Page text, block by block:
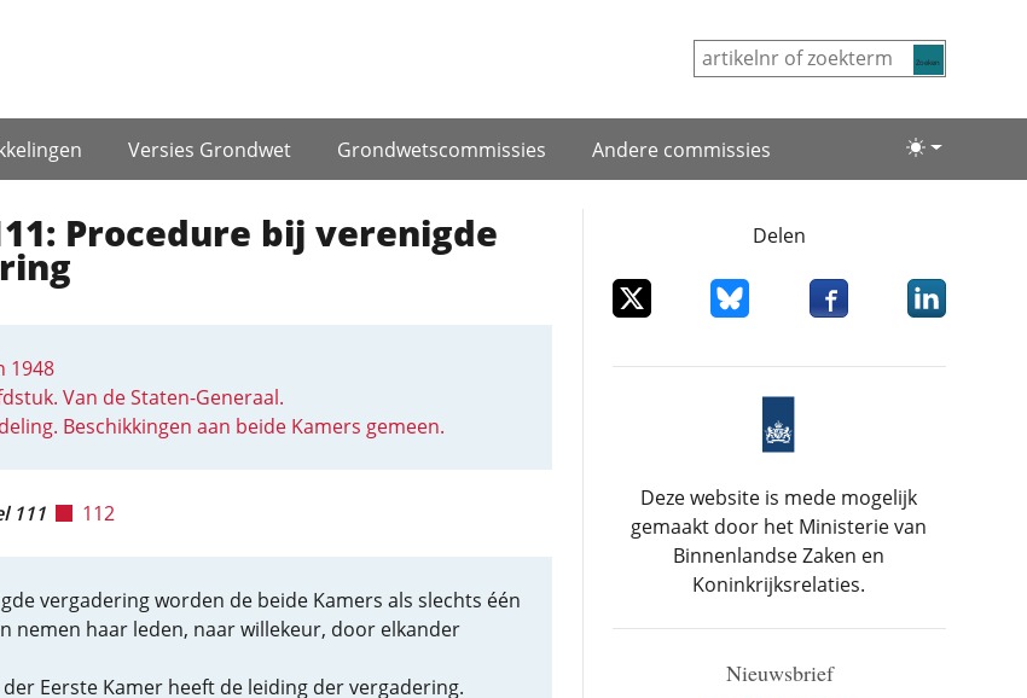
Lichte/
Versies Grondwet Grondwets­commissies Andere commissies
Procedure bij verenigde
1948
Van de Staten-Generaal.
Beschikkingen aan beide Kamers gemeen.
111 112
vergadering worden de beide Kamers als slechts één
nemen haar leden, naar willekeur, door elkander
Eerste Kamer heeft de leiding der vergadering.
Delen
Deel dit item op XDeel dit item op Bluesky
Deel dit item op
Deel dit
Deze website is mede mogelijk
gemaakt door het Ministerie van
Binnenlandse Zaken en
Koninkrijksrelaties.
Nieuwsbrief